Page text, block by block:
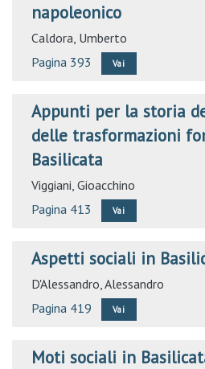
napoleonico
Caldora, Umberto
Pagina 393
Vai
Appunti per la storia
delle trasformazioni
Basilicata
Viggiani, Gioacchino
Pagina 413
Vai
Aspetti sociali in
D'Alessandro, Alessandro
Pagina 419
Vai
Moti sociali in